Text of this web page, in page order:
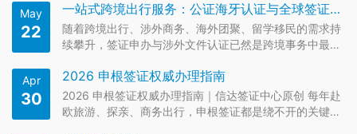
May
22
一站式跨境出行服务：公证海牙认证与全球签证办理全解析
随着跨境出行、涉外商务、海外团聚、留学移民的需求持
续攀升，签证申办与涉外文件认证已然是跨境事务中最核
证流程标准严苛、申根国家要求复杂，让不少个人与企业
屡屡碰壁。依托创新的互联网+签证中心服务模式，信达
签证（翻译公证海牙认证…
Apr
30
2026 申根签证权威办理指南
2026 申根签证权威办理指南｜信达签证中心原创 每年赴
欧旅游、探亲、商务出行，申根签证都是绕不开的关键环